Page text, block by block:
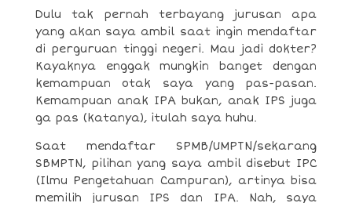
Dulu tak pernah terbayang jurusan apa
yang akan saya ambil saat ingin mendaftar
di perguruan tinggi negeri. Mau jadi dokter?
Kayaknya enggak mungkin banget dengan
kemampuan otak saya yang pas-pasan.
Kemampuan anak IPA bukan, anak IPS juga
ga pas (katanya), itulah saya huhu.
Saat mendaftar SPMB/UMPTN/sekarang
SBMPTN, pilihan yang saya ambil disebut IPC
(Ilmu Pengetahuan Campuran), artinya bisa
memilih jurusan IPS dan IPA. Nah, saya